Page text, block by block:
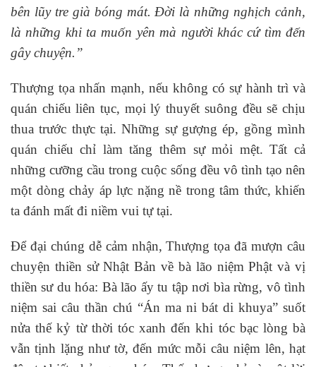
bên lũy tre già bóng mát. Đời là những nghịch cảnh,
là những khi ta muốn yên mà người khác cứ tìm đến
gây chuyện.”
Thượng tọa nhấn mạnh, nếu không có sự hành trì và
quán chiếu liên tục, mọi lý thuyết suông đều sẽ chịu
thua trước thực tại. Những sự gượng ép, gồng mình
quán chiếu chỉ làm tăng thêm sự mỏi mệt. Tất cả
những cưỡng cầu trong cuộc sống đều vô tình tạo nên
một dòng chảy áp lực nặng nề trong tâm thức, khiến
ta đánh mất đi niềm vui tự tại.
Để đại chúng dễ cảm nhận, Thượng tọa đã mượn câu
chuyện thiền sử Nhật Bản về bà lão niệm Phật và vị
thiền sư du hóa: Bà lão ấy tu tập nơi bìa rừng, vô tình
niệm sai câu thần chú “Án ma ni bát di khuya” suốt
nửa thế kỷ từ thời tóc xanh đến khi tóc bạc lòng bà
vẫn tịnh lặng như tờ, đến mức mỗi câu niệm lên, hạt